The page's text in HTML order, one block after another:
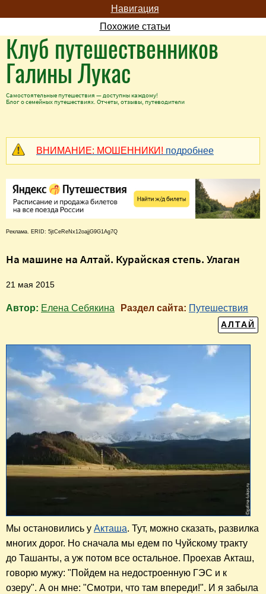
Навигация
Похожие статьи
Клуб путешественников
Галины Лукас
Самостоятельные путешествия — доступны каждому!
Блог о семейных путешествиях. Отчеты, отзывы, путеводители
ВНИМАНИЕ: МОШЕННИКИ! подробнее
Реклама. ERID: 5jtCeReNx12oajjG9G1Ag7Q
На машине на Алтай. Курайская степь. Улаган
21 мая 2015
Автор: Елена Себякина Раздел сайта: Путешествия
АЛТАЙ
Мы остановились у Акташа. Тут, можно сказать, развилка
многих дорог. Но сначала мы едем по Чуйскому тракту
до Ташанты, а уж потом все остальное. Проехав Акташ,
говорю мужу: "Пойдем на недостроенную ГЭС и к
озеру". А он мне: "Смотри, что там впереди!". И я забыла